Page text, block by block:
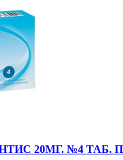
20МГ. №4 ТАБ.